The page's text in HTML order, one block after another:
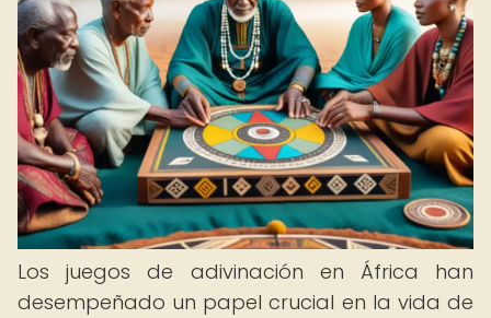
Los juegos de adivinación en África han
desempeñado un papel crucial en la vida de